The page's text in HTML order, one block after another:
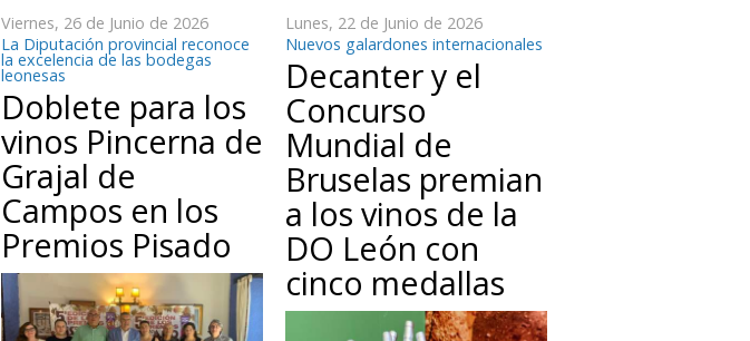
Viernes, 26 de Junio de 2026
La Diputación provincial reconoce
la excelencia de las bodegas
leonesas
Doblete para los
vinos Pincerna de
Grajal de
Campos en los
Premios Pisado
Lunes, 22 de Junio de 2026
Nuevos galardones internacionales
Decanter y el
Concurso
Mundial de
Bruselas premian
a los vinos de la
DO León con
cinco medallas